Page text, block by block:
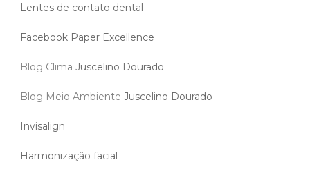
Lentes de contato dental
Facebook Paper Excellence
Blog Clima Juscelino Dourado
Blog Meio Ambiente Juscelino Dourado
Invisalign
Harmonização facial